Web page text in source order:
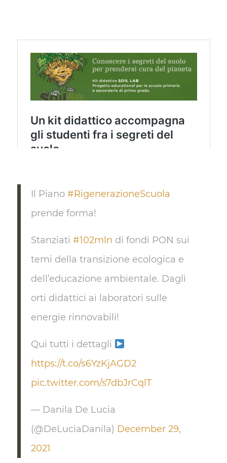
Il Piano #RigenerazioneScuola
prende forma!
Stanziati #102mln di fondi PON sui
temi della transizione ecologica e
dell’educazione ambientale. Dagli
orti didattici ai laboratori sulle
energie rinnovabili!
Qui tutti i dettagli
https://t.co/s6YzKjAGD2
pic.twitter.com/s7dbJrCqlT
— Danila De Lucia
(@DeLuciaDanila) December 29,
2021